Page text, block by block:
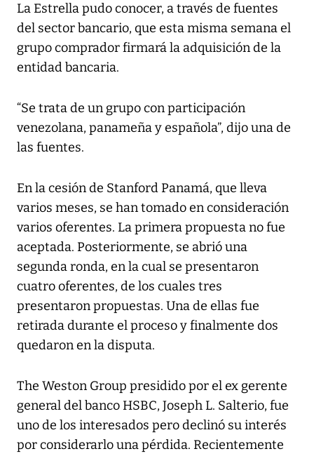
La Estrella pudo conocer, a través de fuentes
del sector bancario, que esta misma semana el
grupo comprador firmará la adquisición de la
entidad bancaria.
“Se trata de un grupo con participación
venezolana, panameña y española”, dijo una de
las fuentes.
En la cesión de Stanford Panamá, que lleva
varios meses, se han tomado en consideración
varios oferentes. La primera propuesta no fue
aceptada. Posteriormente, se abrió una
segunda ronda, en la cual se presentaron
cuatro oferentes, de los cuales tres
presentaron propuestas. Una de ellas fue
retirada durante el proceso y finalmente dos
quedaron en la disputa.
The Weston Group presidido por el ex gerente
general del banco HSBC, Joseph L. Salterio, fue
uno de los interesados pero declinó su interés
por considerarlo una pérdida. Recientemente